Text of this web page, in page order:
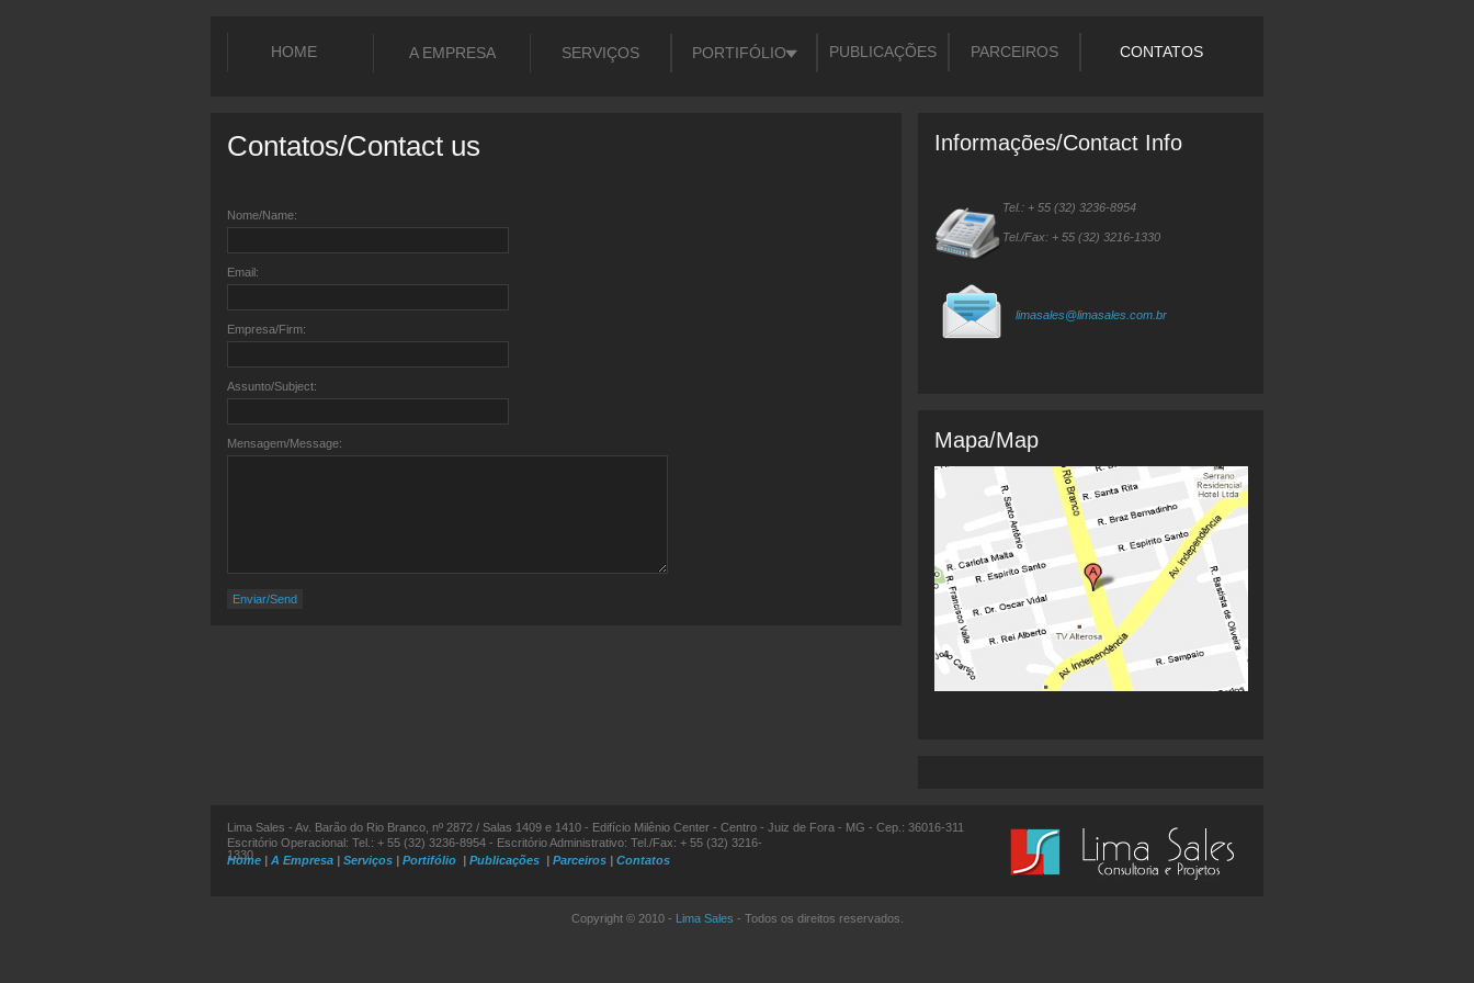
HOME PORTIFÓLIO
A EMPRESA SERVIÇOS PUBLICAÇÕES PARCEIROS CONTATOS
Contatos/Contact us
Nome/Name:
Email:
Empresa/Firm:
Assunto/Subject:
Mensagem/Message:
Informações/Contact Info
Tel.: + 55 (32) 3236-8954
Tel./Fax: + 55 (32) 3216-1330
limasales@limasales.com.br
Mapa/Map
Lima Sales - Av. Barão do Rio Branco, nº 2872 / Salas 1409 e 1410 - Edifício Milênio Center - Centro - Juiz de Fora - MG - Cep.: 36016-311
Escritório Operacional: Tel.: + 55 (32) 3236-8954 - Escritório Administrativo: Tel./Fax: + 55 (32) 3216-
1330
Home | A Empresa | Serviços | Portifólio | Publicações | Parceiros | Contatos
Copyright © 2010 - Lima Sales - Todos os direitos reservados.